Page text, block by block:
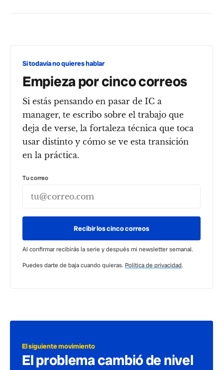
Si todavía no quieres hablar
Empieza por cinco correos
Si estás pensando en pasar de IC a
manager, te escribo sobre el trabajo que
deja de verse, la fortaleza técnica que toca
usar distinto y cómo se ve esta transición
en la práctica.
Tu correo
Recibir los cinco correos
Al confirmar recibirás la serie y después mi newsletter semanal.
Puedes darte de baja cuando quieras. Política de privacidad.
El siguiente movimiento
El problema cambió de nivel